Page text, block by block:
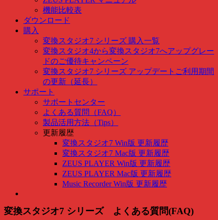
機能比較表
ダウンロード
購入
変換スタジオ7 シリーズ 購入一覧
変換スタジオ4から変換スタジオ7へアップグレー
ドのご優待キャンペーン
変換スタジオ7 シリーズ アップデートご利用期間
の更新（延長）
サポート
サポートセンター
よくある質問（FAQ）
製品活用方法（Tips）
更新履歴
変換スタジオ7 Win版 更新履歴
変換スタジオ7 Mac版 更新履歴
ZEUS PLAYER Win版 更新履歴
ZEUS PLAYER Mac版 更新履歴
Music Recorder Win版 更新履歴
変換スタジオ7 シリーズ よくある質問(FAQ)